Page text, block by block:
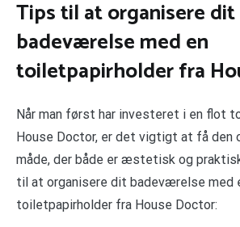
Tips til at organisere dit
badeværelse med en
toiletpapirholder fra
Når man først har investeret i en flot
House Doctor, er det vigtigt at få den
måde, der både er æstetisk og
til at organisere dit badeværelse med
toiletpapirholder fra House Doctor: